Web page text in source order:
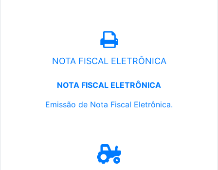
NOTA FISCAL ELETRÔNICA
NOTA FISCAL ELETRÔNICA
Emissão de Nota Fiscal Eletrônica.